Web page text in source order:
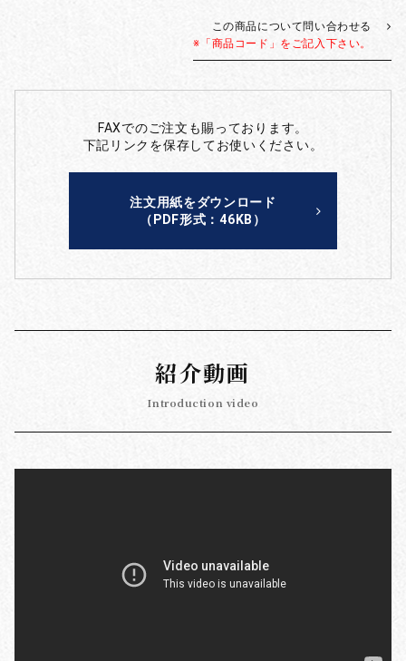
この商品について問い合わせる
※「商品コード」をご記入下さい。
FAXでのご注文も賜っております。
下記リンクを保存してお使いください。
注文用紙をダウンロード
（PDF形式：46KB）
紹介動画
Introduction video